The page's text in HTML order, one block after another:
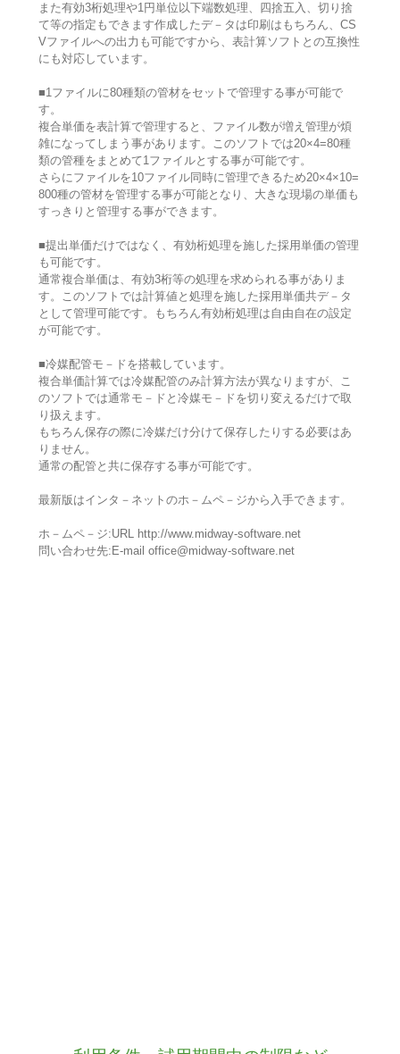
また有効3桁処理や1円単位以下端数処理、四捨五入、切り捨
て等の指定もできます作成したデ－タは印刷はもちろん、CS
Vファイルへの出力も可能ですから、表計算ソフトとの互換性
にも対応しています。
■1ファイルに80種類の管材をセットで管理する事が可能で
す。
複合単価を表計算で管理すると、ファイル数が増え管理が煩
雑になってしまう事があります。このソフトでは20×4=80種
類の管種をまとめて1ファイルとする事が可能です。
さらにファイルを10ファイル同時に管理できるため20×4×10=
800種の管材を管理する事が可能となり、大きな現場の単価も
すっきりと管理する事ができます。
■提出単価だけではなく、有効桁処理を施した採用単価の管理
も可能です。
通常複合単価は、有効3桁等の処理を求められる事がありま
す。このソフトでは計算値と処理を施した採用単価共デ－タ
として管理可能です。もちろん有効桁処理は自由自在の設定
が可能です。
■冷媒配管モ－ドを搭載しています。
複合単価計算では冷媒配管のみ計算方法が異なりますが、こ
のソフトでは通常モ－ドと冷媒モ－ドを切り変えるだけで取
り扱えます。
もちろん保存の際に冷媒だけ分けて保存したりする必要はあ
りません。
通常の配管と共に保存する事が可能です。
最新版はインタ－ネットのホ－ムペ－ジから入手できます。
ホ－ムペ－ジ:URL http://www.midway-software.net
問い合わせ先:E-mail office@midway-software.net